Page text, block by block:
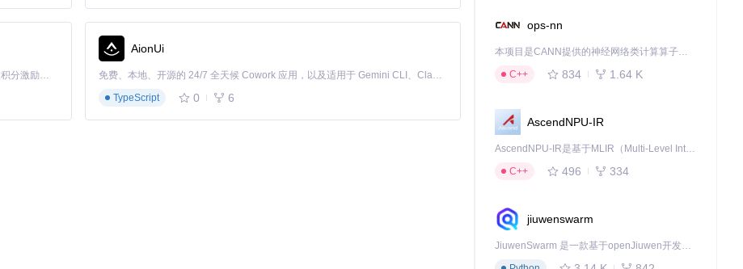
「源启盛夏」暑期校园开发者成长计划旨在激活校园开源力量，通过积分激励、认证扶持、资源倾斜等形式，引导高校组织和开发者完成「入驻 — 建项目 — 做贡献 — 获认证 — 得资源」的完整闭环。无论你是想带领社团入驻平台的组织者，还是希望用代码贡献证明自己的开发者，都能在这里找到属于你的成长路径。
AionUi
免费、本地、开源的 24/7 全天候 Cowork 应用，以及适用于 Gemini CLI、Claude Code、Codex、OpenCode、Qwen Code、Goose CLI、Auggie 等的 OpenClaw | 🌟 喜欢就点star吧
TypeScript
0 6
ops-nn
本项目是CANN提供的神经网络类计算算子库，实现网络在NPU上加速计算。
C++
834 1.64 K
AscendNPU-IR
AscendNPU-IR是基于MLIR（Multi-Level Intermediate Representation）构建的，面向昇腾亲和算子编译时使用的中间表示，提供昇腾完备表达能力，通过编译优化提升昇腾AI处理器计算效率，支持通过生态框架使能昇腾AI处理器与深度调优
C++
496 334
jiuwenswarm
JiuwenSwarm 是一款基于openJiuwen开发的智能AI Agent，它能够将大语言模型的强大能力，通过你日常使用的各类通讯应用，直接延伸至你的指尖。